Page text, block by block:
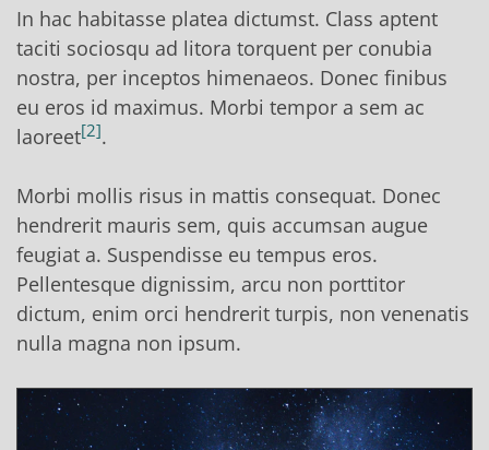
In hac habitasse platea dictumst. Class aptent
taciti sociosqu ad litora torquent per conubia
nostra, per inceptos himenaeos. Donec finibus
eu eros id maximus. Morbi tempor a sem ac
laoreet 2 .
Morbi mollis risus in mattis consequat. Donec
hendrerit mauris sem, quis accumsan augue
feugiat a. Suspendisse eu tempus eros.
Pellentesque dignissim, arcu non porttitor
dictum, enim orci hendrerit turpis, non venenatis
nulla magna non ipsum.